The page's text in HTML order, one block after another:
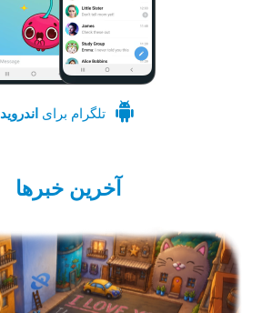
تلگرام برایاندروید
آخرین خبرها